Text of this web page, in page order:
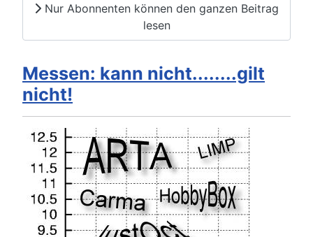
Nur Abonnenten können den ganzen Beitrag
lesen
Messen: kann nicht........gilt
nicht!